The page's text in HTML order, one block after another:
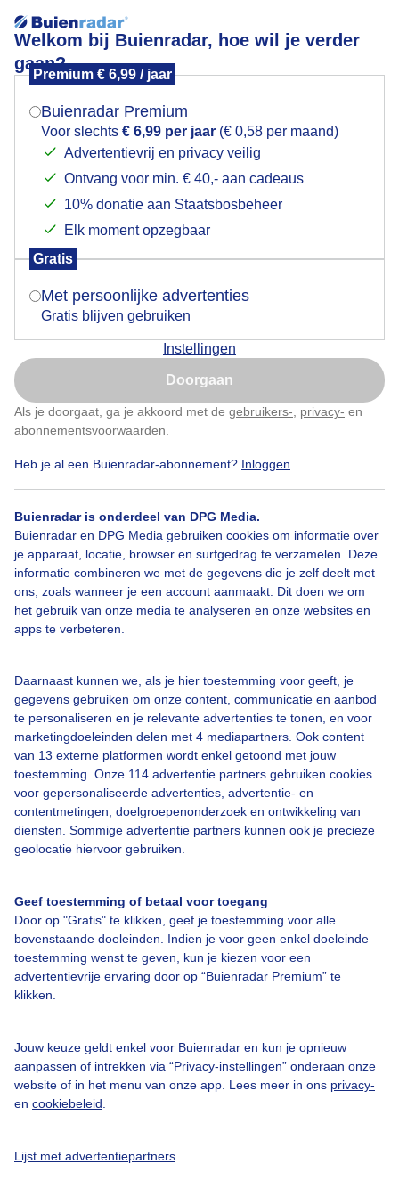
Welkom bij Buienradar, hoe wil je verder
gaan?
Premium € 6,99 / jaar
Buienradar Premium
Voor slechts € 6,99 per jaar (€ 0,58 per maand)
Advertentievrij en privacy veilig
Ontvang voor min. € 40,- aan cadeaus
10% donatie aan Staatsbosbeheer
Elk moment opzegbaar
Gratis
Met persoonlijke advertenties
Gratis blijven gebruiken
Instellingen
Doorgaan
Als je doorgaat, ga je akkoord met de gebruikers- privacy- en
abonnementsvoorwaarden
Heb je al een Buienradar-abonnement? Inloggen
Buienradar is onderdeel van DPG Media.
Buienradar en DPG Media gebruiken cookies om informatie over
je apparaat, locatie, browser en surfgedrag te verzamelen. Deze
informatie combineren we met de gegevens die je zelf deelt met
ons, zoals wanneer je een account aanmaakt. Dit doen we om
het gebruik van onze media te analyseren en onze websites en
apps te verbeteren.
Daarnaast kunnen we, als je hier toestemming voor geeft, je
gegevens gebruiken om onze content, communicatie en aanbod
te personaliseren en je relevante advertenties te tonen, en voor
marketingdoeleinden delen met 4 mediapartners. Ook content
van 13 externe platformen wordt enkel getoond met jouw
toestemming. Onze 114 advertentie partners gebruiken cookies
voor gepersonaliseerde advertenties, advertentie- en
contentmetingen, doelgroepenonderzoek en ontwikkeling van
diensten. Sommige advertentie partners kunnen ook je precieze
geolocatie hiervoor gebruiken.
Geef toestemming of betaal voor toegang
Door op "Gratis" te klikken, geef je toestemming voor alle
bovenstaande doeleinden. Indien je voor geen enkel doeleinde
toestemming wenst te geven, kun je kiezen voor een
advertentievrije ervaring door op “Buienradar Premium” te
klikken.
Jouw keuze geldt enkel voor Buienradar en kun je opnieuw
aanpassen of intrekken via “Privacy-instellingen” onderaan onze
website of in het menu van onze app. Lees meer in ons privacy-
en cookiebeleid
Lijst met advertentiepartners
Geitjes lekker buiten in de zon
Geitjes in de wei en nu lekker buiten met dit mooie
weer
Door: Astrid Wiessner Hoog
Geitjes Dieren
Bekijk slideshow
Een moment geduld aub...
Over Buienradar
Bedrijfsgegevens
Veelgestelde vragen
Contact
Toegankelijkheid
Adverteren
Buienradar Team
Mogen we je locatie gebruiken voor het
Indien je hier nog geen akkoord op hebt gegeven,
verschijnt er zo een pop-up uit je browser waarin
Is goed, toon de popup
Nu niet, misschien later
Klik hierom dit aan te passen